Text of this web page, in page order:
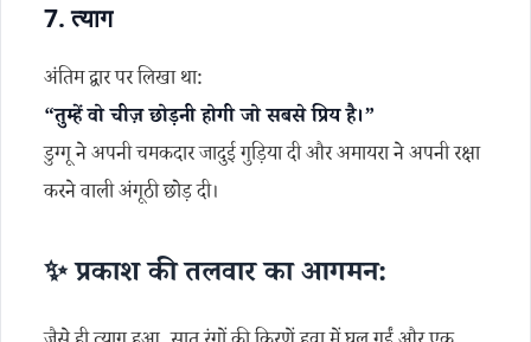
7.त्याग
अंतिम द्वार पर लिखा था:
“तुम्हें वो चीज़ छोड़नी होगी जो सबसे प्रिय है।”
डुग्गू ने अपनी चमकदार जादुई गुड़िया दी और अमायरा ने अपनी रक्षा
करने वाली अंगूठी छोड़ दी।
✨ प्रकाश की तलवार का आगमन: